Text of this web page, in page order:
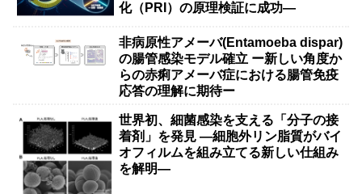
化（PRI）の原理検証に成功―
非病原性アメーバ(Entamoeba dispar)
の腸管感染モデル確立 ー新しい角度か
らの赤痢アメーバ症における腸管免疫
応答の理解に期待ー
世界初、細菌感染を支える「分子の接
着剤」を発見 ―細胞外リン脂質がバイ
オフィルムを組み立てる新しい仕組み
を解明―